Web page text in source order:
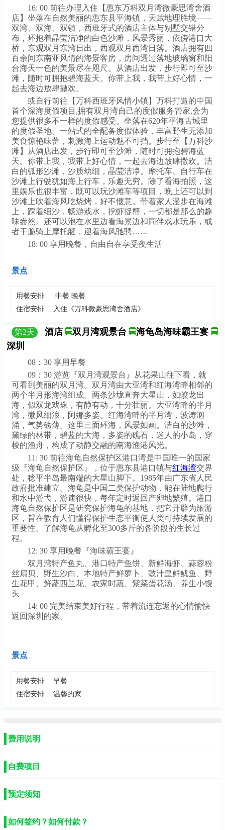
16: 00 前往办理入住【惠东万科双月湾微豪思湾舍酒
店】坐落在自然美丽的惠东县平海镇，天赋地理胜境——
双湾、双海、双镇，西班牙式的酒店主体与别墅交错分
布，环抱着晶莹洁净的白色沙滩，风景秀丽，依傍港口大
桥，东观双月东湾日出，西观双月西湾日落。酒店拥有四
百余间东南亚风情的海景客房，房间透过落地玻璃窗和阳
台海天一色的美景尽在咫尺。从酒店出发，步行即可至沙
滩，随时可拥抱碧海蓝天。你带上我，我带上好心情，一
起去海边放肆撒欢。
或自行前往【万科西班牙风情小镇】万科打造的中国
首个深海度假项目,拥有双月湾自己的度假服务管家,会为
您提供很多不一样的度假感受。坐落在620年平海古城里
的度假圣地。一站式的全配备度假体验，丰富野生无添加
美食惊艳味蕾，刺激海上运动魅不可挡。步行至【万科沙
滩】从酒店出发，步行即可至沙滩，随时可拥抱碧海蓝
天。你带上我，我带上好心情，一起去海边放肆撒欢。洁
白的弧形沙滩，沙质幼细，晶莹洁净。摩托车、自行车在
沙滩上行驶犹如海上行车，乐趣无穷。除了看海拍照，这
里娱乐也很丰富，既可以玩沙滩车等项目，晚上还可以到
沙滩上吹着海风吃烧烤，好不惬意。带着家人漫步在海滩
上，踩着细沙，畅游戏水，挖虾捉蟹，一切都是那么的趣
味盎然。还可以泡在水里边看海景边和同伴戏水玩乐，或
者干脆骑上摩托艇，迎着海风驰骋……
18: 00 享用晚餐，自由自在享受夜生活
景点
用餐安排:
中餐 晚餐
住宿安排:
入住《万科微豪思湾舍酒店》
第2天 酒店 双月湾观景台
海龟岛海味霸王宴
深圳
08：30 享用早餐
09：30 游览『双月湾观景台』从花果山往下看，就
可看到美丽的双月湾。双月湾由大亚湾和红海湾畔相邻的
两个半月形海湾组成。两条沙垅直奔大星山，如蛟龙出
海，似双龙戏珠，有静有动，十分壮丽。大亚湾畔的半月
湾，微风细浪，阿娜多姿。红海湾畔的半月湾，波涛汹
涌，气势磅薄。这里三面环海，风景如画。洁白的沙滩，
黛绿的林带，碧蓝的大海，多姿的礁石，迷人的小岛，穿
梭的渔舟，构成了动静交融的南海渔港风光。
11: 30 前往海龟自然保护区港口湾是中国唯一的国家
级『海龟自然保护区』，位于惠东县港口镇与红海湾交界
处，稔平半岛最南端的大星山脚下。1985年由广东省人民
政府批准建立。海龟是中国二类保护动物，能在陆地爬行
和水中游弋，游速很快，每年定时返回产卵地繁殖。港口
海龟自然保护区是研究保护海龟的基地，把它开辟为旅游
区，旨在教育人们懂得保护生态平衡使人类可持续发展的
重要性。了解海龟从孵化至300多斤的各阶段的生长过
程。
12: 30 享用晚餐『海味霸王宴』
双月湾特产鱼丸、港口特产鱼饼、新鲜海虾、蒜蓉粉
丝扇贝、野生沙白、本地特产鲜萝卜、豉汁皇鲜鱿鱼、野
生花甲、鲜蔬西兰花、农家时蔬、紫菜蛋花汤、养生小馒
头
14: 00 完美结束美好行程，带着流连忘返的心情愉快
返回深圳的家。
景点
用餐安排:
早餐
住宿安排:
温馨的家
费用说明
自费项目
预定须知
如何签约？如何付款？